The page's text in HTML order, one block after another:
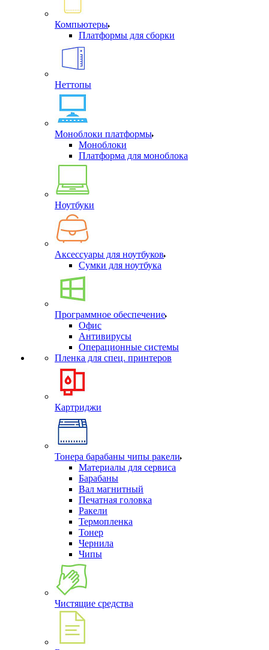
Компьютеры
Платформы для сборки
Неттопы
Моноблоки платформы
Моноблоки
Платформа для моноблока
Ноутбуки
Аксессуары для ноутбуков
Сумки для ноутбука
Программное обеспечение
Офис
Антивирусы
Операционные системы
Пленка для спец. принтеров
Картриджи
Тонера барабаны чипы ракели
Материалы для сервиса
Барабаны
Вал магнитный
Печатная головка
Ракели
Термопленка
Тонер
Чернила
Чипы
Чистящие средства